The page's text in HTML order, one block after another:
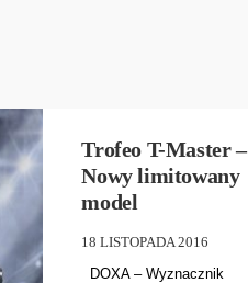
Trofeo T-Master –
Nowy limitowany
model
18 LISTOPADA 2016
DOXA – Wyznacznik